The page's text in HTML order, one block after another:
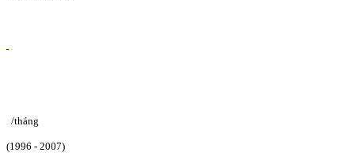
/tháng
(1996 - 2007)